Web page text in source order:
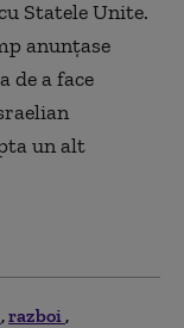
Statele Unite.
anunțase
de a face
un alt
razboi